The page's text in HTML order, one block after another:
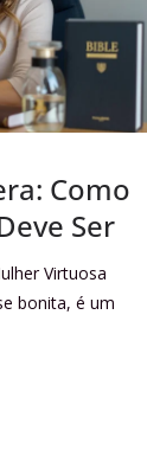
Como
Ser
Virtuosa
bonita, é um